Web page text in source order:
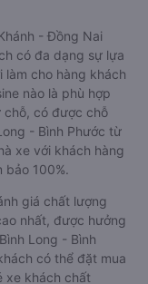
- Đồng Nai
có đa dạng sự lựa
cho hàng khách
nào là phù hợp
chỗ, có được chỗ
- Bình Phước từ
xe với khách hàng
100%.
giá chất lượng
nhất, được hưởng
Long - Bình
có thể đặt mua
xe khách chất